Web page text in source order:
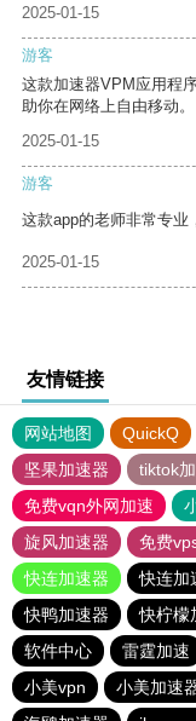
2025-01-15
游客
这款加速器VPM应用程
助你在网络上自由移动。
2025-01-15
游客
这款app的老师非常专业
2025-01-15
友情链接
网站地图 QuickQ
坚果加速器
tiktok
免费vqn外网加速
旋风加速器
免费
快连加速器
快连加
快鸭加速器
快柠檬
软件中心
雷霆加速
小美vpn
小美加速